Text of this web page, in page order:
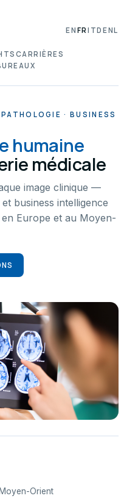
CARRIÈRES
ENFRITDENL
· BUSINESS
humaine
médicale
image clinique —
business intelligence
Europe et au Moyen-
Orient